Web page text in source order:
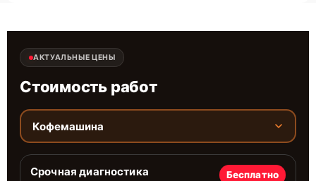
АКТУАЛЬНЫЕ ЦЕНЫ
Стоимость работ
Кофемашина
Срочная диагностика Бесплатно